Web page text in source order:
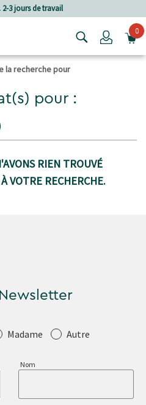
2-3 jours de travail
Login0
la recherche pour
pour :
RIEN TROUVÉ
VOTRE RECHERCHE.
Madame Autre
Nom